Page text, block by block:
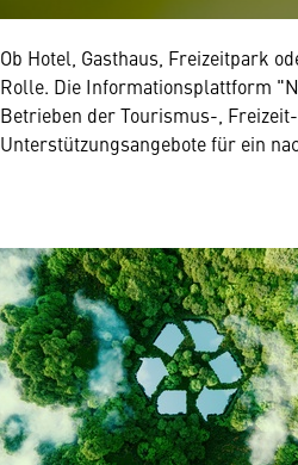
Ob Hotel, Gasthaus, Freizeitpark
Rolle. Die Informationsplattform
Betrieben der Tourismus-,
Unterstützungsangebote für ein